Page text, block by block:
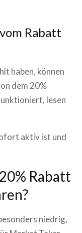
Rabatt
haben, können
dem 20%
lesen
aktiv ist und
Rabatt
niedrig,